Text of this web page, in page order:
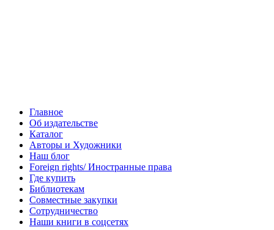
Главное
Об издательстве
Каталог
Авторы и Художники
Наш блог
Foreign rights/ Иностранные права
Где купить
Библиотекам
Совместные закупки
Сотрудничество
Наши книги в соцсетях